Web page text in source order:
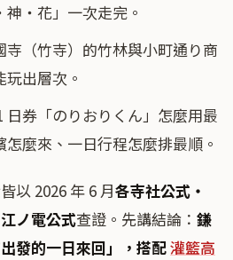
・花」一次走完。
寺（竹寺）的竹林與小町通り商
出層次。
日券「のりおりくん」怎麼用最
麼來、一日行程怎麼排最順。
以 2026 年 6 月各寺社公式・
ノ電公式查證。先講結論： 鎌
發的一日來回」，搭配灌籃高